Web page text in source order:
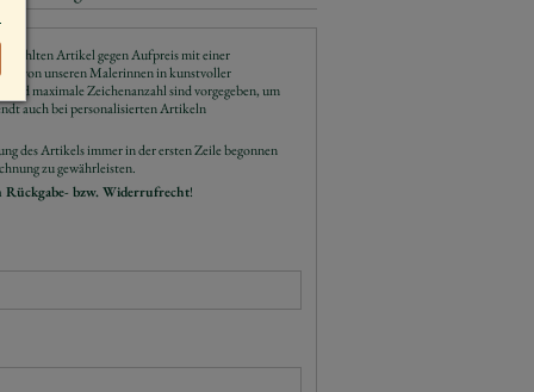
Artikel gegen Aufpreis mit einer
von unseren Malerinnen in kunstvoller
und maximale Zeichenanzahl sind vorgegeben, um
auch bei personalisierten Artikeln
des Artikels immer in der ersten Zeile begonnen
zu gewährleisten.
Rückgabe- bzw. Widerrufrecht!